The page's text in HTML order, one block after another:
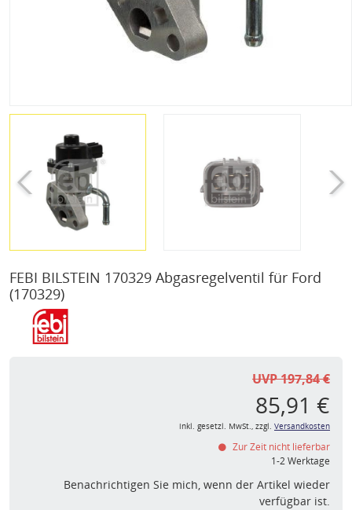
FEBI BILSTEIN 170329 Abgasregelventil für Ford
(170329)
UVP 197,84 €
85,91 €
inkl. gesetzl. MwSt., zzgl. Versandkosten
Zur Zeit nicht lieferbar
1-2 Werktage
Benachrichtigen Sie mich, wenn der Artikel wieder
verfügbar ist.